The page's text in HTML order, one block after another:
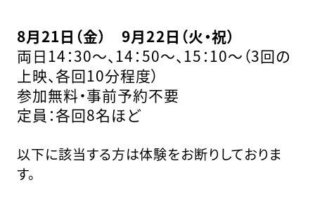
8月21日（金） 9月22日（火・祝）
両日14：30～、14：50～、15：10～（3回の
上映、各回10分程度）
参加無料・事前予約不要
定員：各回8名ほど
以下に該当する方は体験をお断りしておりま
す。